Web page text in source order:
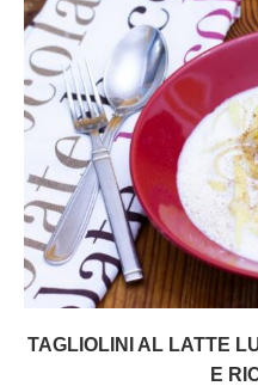
TAGLIOLINI AL LATTE
E